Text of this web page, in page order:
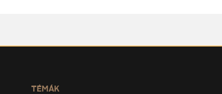
TÉMÁK